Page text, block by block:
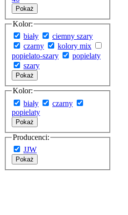
Pokaż
Kolor:
biały
ciemny szary
czarny
kolory mix
popielato-szary
popielaty
szary
Pokaż
Kolor:
biały
czarny
popielaty
Pokaż
Producenci:
JJW
Pokaż